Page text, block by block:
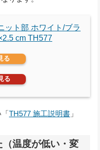
ット部 ホワイト/ブラ
cm TH577
る
る
TH577 施工説明書 」
温度が低い・変